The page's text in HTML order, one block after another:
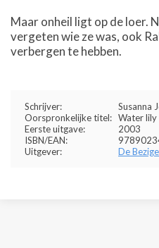
Maar onheil ligt op de loer.
vergeten wie ze was, ook
verbergen te hebben.
Schrijver:
Susanna
Oorspronkelijke titel: Water lily
Eerste uitgave:
2003
ISBN/EAN:
Uitgever:
De